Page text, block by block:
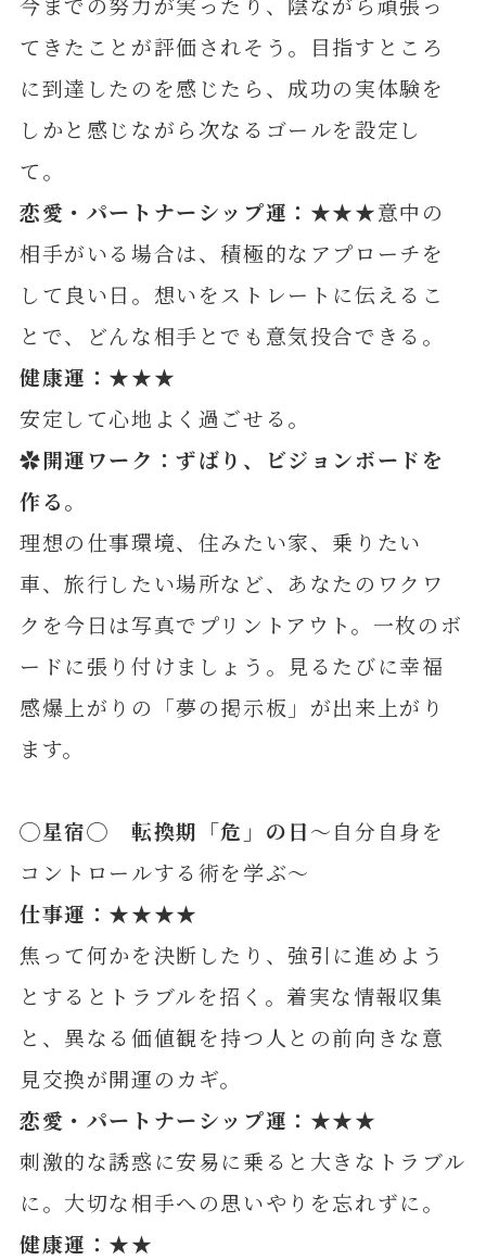
てきたことが評価されそう。目指すところ
に到達したのを感じたら、成功の実体験を
しかと感じながら次なるゴールを設定し
て。
恋愛・パートナーシップ運：★★★意中の
相手がいる場合は、積極的なアプローチを
して良い日。想いをストレートに伝えるこ
とで、どんな相手とでも意気投合できる。
健康運：★★★
安定して心地よく過ごせる。
✿開運ワーク：ずばり、ビジョンボードを
作る。
理想の仕事環境、住みたい家、乗りたい
車、旅行したい場所など、あなたのワクワ
クを今日は写真でプリントアウト。一枚のボ
ードに張り付けましょう。見るたびに幸福
感爆上がりの「夢の掲示板」が出来上がり
ます。
◯星宿◯ 転換期「危」の日～自分自身を
コントロールする術を学ぶ～
仕事運：★★★★
焦って何かを決断したり、強引に進めよう
とするとトラブルを招く。着実な情報収集
と、異なる価値観を持つ人との前向きな意
見交換が開運のカギ。
恋愛・パートナーシップ運：★★★
刺激的な誘惑に安易に乗ると大きなトラブル
に。大切な相手への思いやりを忘れずに。
健康運：★★